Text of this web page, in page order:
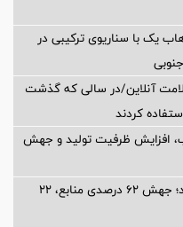
یک با سناریوی ترکیبی در
سلامت آنلاین/در سالی که گذشت
مصرف آب، افزایش ظرفیت تولید و جهش
مهر ایران در مسیر فتح قله‌های جدید؛ جهش ۶۲ درصدی منابع، ۲۲